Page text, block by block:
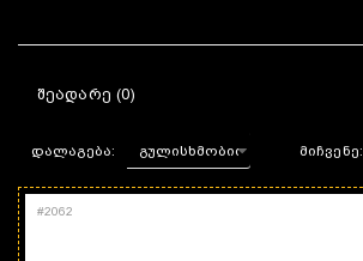
ᲨᲔᲐᲓᲐᲠᲔ (0)
დალაგება: მიჩვენე:
#2062